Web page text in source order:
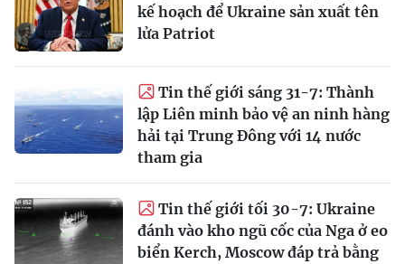
kế hoạch để Ukraine sản xuất tên
lửa Patriot
Tin thế giới sáng 31-7: Thành
lập Liên minh bảo vệ an ninh hàng
hải tại Trung Đông với 14 nước
tham gia
Tin thế giới tối 30-7: Ukraine
đánh vào kho ngũ cốc của Nga ở eo
biển Kerch, Moscow đáp trả bằng